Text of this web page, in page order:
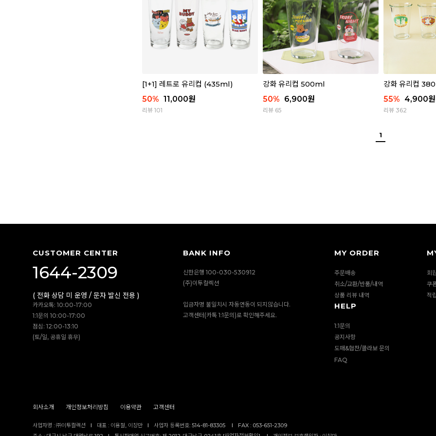
[1+1] 레트로 유리컵 (435ml)
50% 11,000원
리뷰 101
강화 유리컵 500ml
50% 6,900원
리뷰 65
강화 유리컵
55% 4,900원
리뷰 362
1
CUSTOMER CENTER
1644-2309
( 전화 상담 미 운영 / 문자 발신 전용 )
카카오톡: 10:00-17:00
1:1문의 10:00-17:00
점심: 12:00-13:10
(토/일, 공휴일 휴무)
BANK INFO
신한은행 100-030-530912
(주)이투컬렉션
입금자명 불일치시 자동연동이 되지않습니다.
고객센터(카톡 1:1문의)로 확인해주세요.
MY ORDER
주문배송
취소/교환/반품/내역
상품 리뷰 내역
회
쿠
적
HELP
1:1문의
공지사항
도매&협찬/콜라보 문의
FAQ
회사소개 개인정보처리방침 이용약관 고객센터
사업자명 : ㈜이투컬렉션 I 대표 : 이용철, 이창만 I 사업자 등록번호: 514-81-83305 I
FAX : 053-651-2309